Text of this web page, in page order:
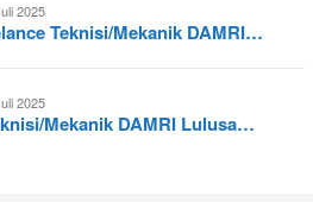
2025
Teknisi/Mekanik DAMRI…
2025
Mekanik DAMRI Lulusa…